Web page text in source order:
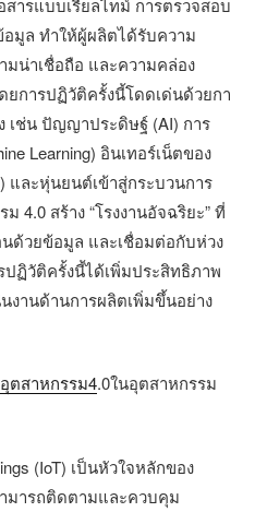
ารแบบเรียลไทม์ การตรวจสอบ
อมูล ทำให้ผู้ผลิตได้รับความ
น่าเชื่อถือ และความคล่อง
ยการปฏิวัติครั้งนี้โดดเด่นด้วยกา
เช่น ปัญญาประดิษฐ์ (AI) การ
Learning) อินเทอร์เน็ตของ
และหุ่นยนต์เข้าสู่กระบวนการ
4.0 สร้าง “โรงงานอัจฉริยะ” ที่
ด้วยข้อมูล และเชื่อมต่อกับห่วง
ฏิวัติครั้งนี้ได้เพิ่มประสิทธิภาพ
งานด้านการผลิตเพิ่มขึ้นอย่าง
ตสาหกรรม4.0ในอุตสาหกรรม
(IoT) เป็นหัวใจหลักของ
มารถติดตามและควบคุม